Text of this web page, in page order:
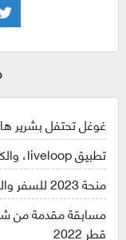
غوغل تحتفل بشرير
تطبيق liveloop، والكثير من الخلفيات الحية..
منحة 2023 للسفر والدراسة في السعودية
قطر 2022